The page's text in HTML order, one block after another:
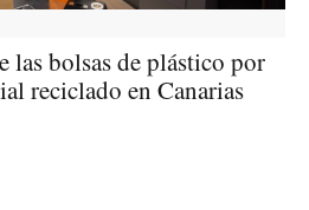
las bolsas de plástico por
reciclado en Canarias